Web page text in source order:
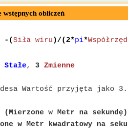
obliczeń
-(Siła wiru )/(2*pi*
Stałe, 3 Zmienne
Wartość przyjęta jako
(Mierzone w Metr na sekundę)
w Metr kwadratowy na